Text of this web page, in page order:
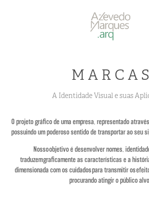
M A R C A S
A Identidade Visual e suas
O projeto gráfico de uma empresa, representado
possuindo um poderoso sentido de transportar ao seu
Nosso objetivo é desenvolver nomes,
traduzem graficamente as características e a
dimensionada com os cuidados para transmitir os
procurando atingir o público